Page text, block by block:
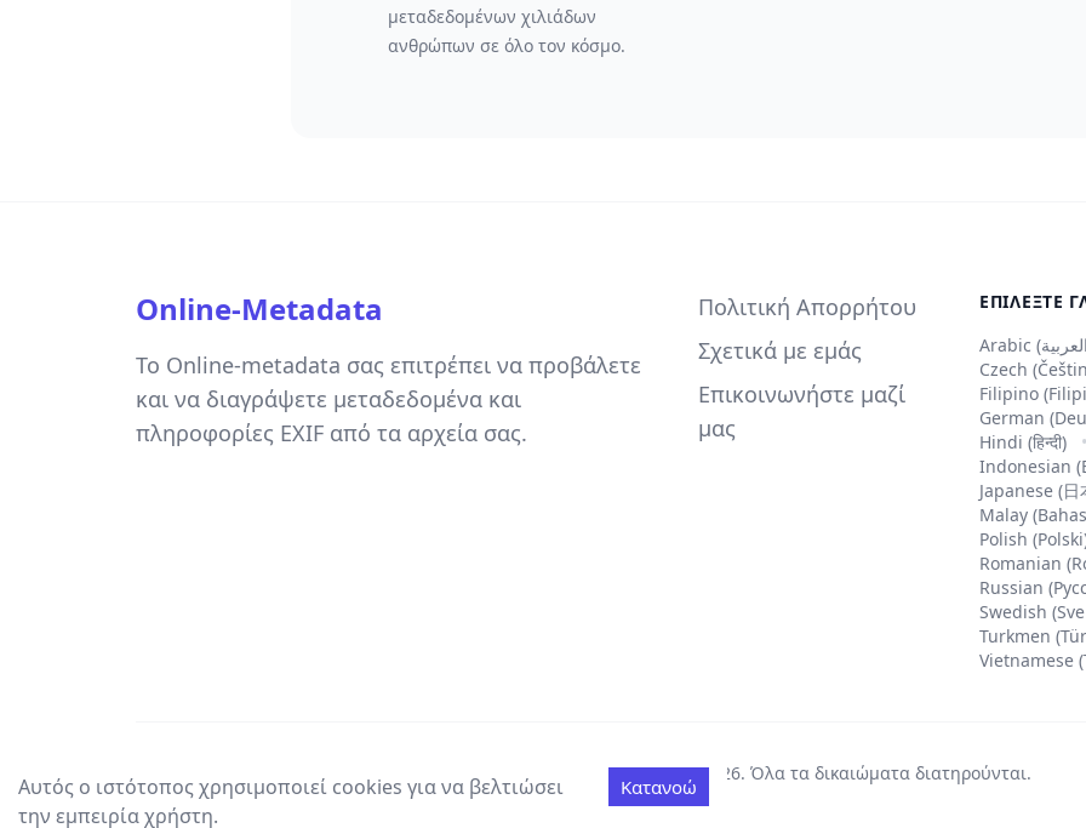
Αυτός ο ιστότοπος χρησιμοποιεί cookies για να βελτιώσει
την εμπειρία χρήστη.
Κατανοώ
μεταδεδομένων χιλιάδων
ανθρώπων σε όλο τον κόσμο.
Online-Metadata
Το Online-metadata σας επιτρέπει να προβάλετε
και να διαγράψετε μεταδεδομένα και
πληροφορίες EXIF από τα αρχεία σας.
Πολιτική Απορρήτου
Σχετικά με εμάς
Επικοινωνήστε μαζί
μας
ΕΠΙΛΈΞΤΕ
Czech
Filipino
German
Hindi (हिन्दी)
Indonesian
Japanese (日
Malay
Polish
Romanian
Russian
Swedish
Turkmen
Vietnamese
Copyright ©2026. Όλα τα δικαιώματα διατηρούνται.